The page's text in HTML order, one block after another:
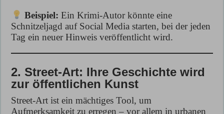
Beispiel: Ein Krimi-Autor könnte eine
Schnitzeljagd auf Social Media starten, bei der jeden
Tag ein neuer Hinweis veröffentlicht wird.
2. Street-Art: Ihre Geschichte wird
zur öffentlichen Kunst
Street-Art ist ein mächtiges Tool, um
Aufmerksamkeit zu erregen – vor allem in urbanen